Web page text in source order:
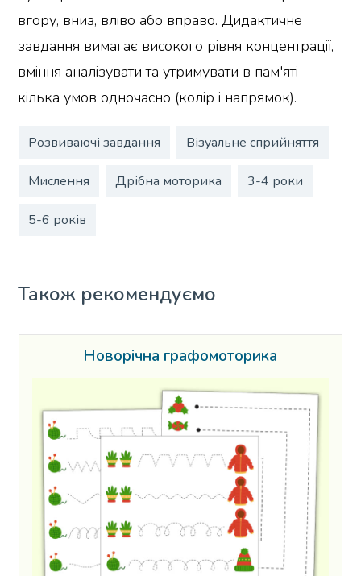
вгору, вниз, вліво або вправо. Дидактичне
завдання вимагає високого рівня концентрації,
вміння аналізувати та утримувати в пам'яті
кілька умов одночасно (колір і напрямок).
Розвиваючі завдання Візуальне сприйняття
Мислення Дрібна моторика 3-4 роки
5-6 років
Також рекомендуємо
Новорічна графомоторика